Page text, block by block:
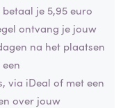
je 5,95 euro
ontvang je jouw
na het plaatsen
via iDeal of met een
over jouw